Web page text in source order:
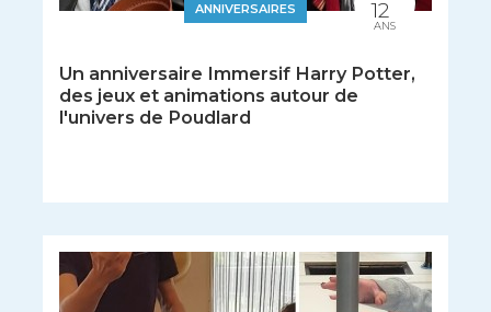
ANNIVERSAIRES
Un anniversaire Immersif Harry Potter,
des jeux et animations autour de
l'univers de Poudlard
12
ANS